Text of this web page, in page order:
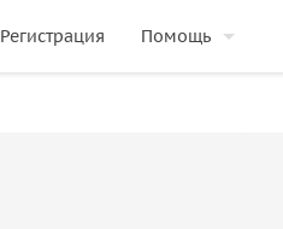
Регистрация Помощь